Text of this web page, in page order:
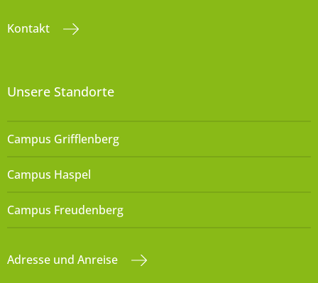
Kontakt
Unsere Standorte
Campus Grifflenberg
Campus Haspel
Campus Freudenberg
Adresse und Anreise